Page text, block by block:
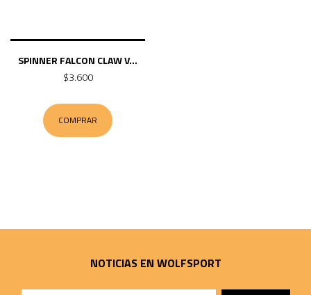
SPINNER FALCON CLAW V...
$3.600
COMPRAR
NOTICIAS EN WOLFSPORT